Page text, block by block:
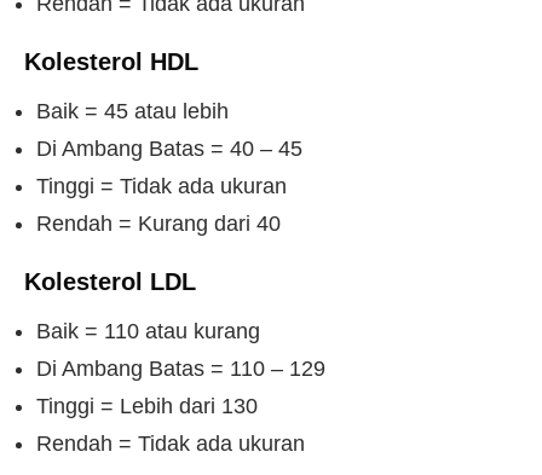
Kolesterol HDL
Baik = 45 atau lebih
Di Ambang Batas = 40 – 45
Tinggi = Tidak ada ukuran
Rendah = Kurang dari 40
Kolesterol LDL
Baik = 110 atau kurang
Di Ambang Batas = 110 – 129
Tinggi = Lebih dari 130
Rendah = Tidak ada ukuran